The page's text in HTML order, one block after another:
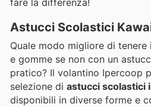
fare la differenza!
Astucci Scolastici
Quale modo migliore di
e gomme se non con un
pratico? Il volantino Ipercoop
selezione di astucci scolastici
disponibili in diverse forme e